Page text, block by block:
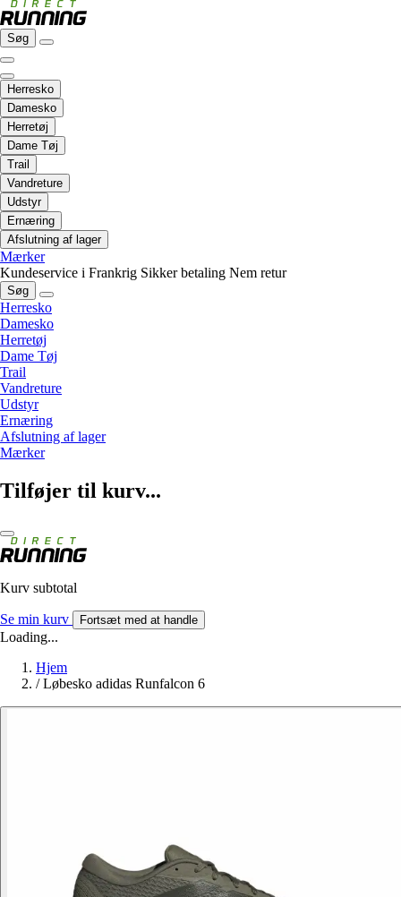
Søg
Herresko
Damesko
Herretøj
Dame Tøj
Trail
Vandreture
Udstyr
Ernæring
Afslutning af lager
Mærker
Kundeservice i Frankrig Sikker betaling Nem retur
Søg
Herresko
Damesko
Herretøj
Dame Tøj
Trail
Vandreture
Udstyr
Ernæring
Afslutning af lager
Mærker
Tilføjer til kurv...
Kurv subtotal
Se min kurv Fortsæt med at handle
Loading...
Hjem
/ Løbesko adidas Runfalcon 6